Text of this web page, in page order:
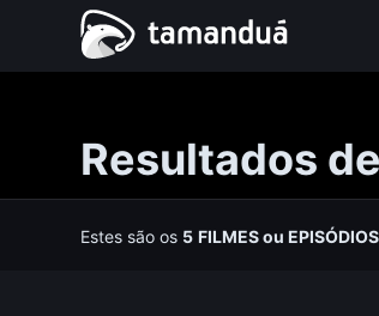
Resultados
Estes são os 5 FILMESou